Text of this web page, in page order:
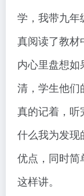
学，我带九年
真阅读了教材
内心里盘想
清，学生他们
真的记着，听
什么我为发现
优点，同时简
这样讲。